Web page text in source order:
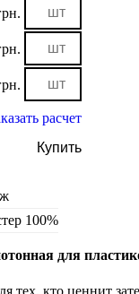
расчет
Купить
100%
для